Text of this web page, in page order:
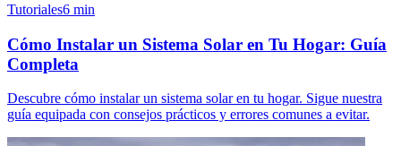
Tutoriales6 min
Cómo Instalar un Sistema Solar en Tu Hogar: Guía
Completa
Descubre cómo instalar un sistema solar en tu hogar. Sigue nuestra
guía equipada con consejos prácticos y errores comunes a evitar.